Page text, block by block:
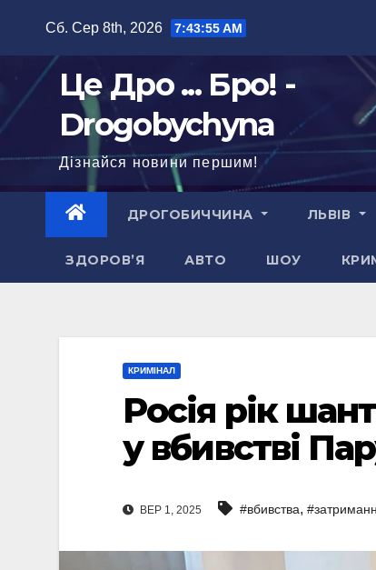
Сб. Сер 8th, 2026 7:43:57 AM
Це Дро ... Бро! -
Drogobychyna
Дізнайся новини першим!
ДРОГОБИЧЧИНА ЛЬВІВ
ЗДОРОВ’Я АВТО ШОУ
КРИМІНАЛ
Росія рік
у вбивстві
ВЕР 1, 2025 #вбивства,